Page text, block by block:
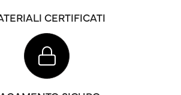
CERTIFICATI